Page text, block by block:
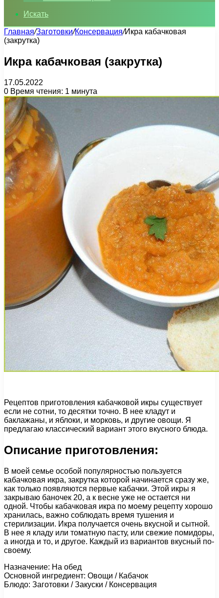
Искать
Главная/Заготовки/Консервация/Икра кабачковая
(закрутка)
Икра кабачковая (закрутка)
17.05.2022
0 Время чтения: 1 минута
Рецептов приготовления кабачковой икры существует
если не сотни, то десятки точно. В нее кладут и
баклажаны, и яблоки, и морковь, и другие овощи. Я
предлагаю классический вариант этого вкусного блюда.
Описание приготовления:
В моей семье особой популярностью пользуется
кабачковая икра, закрутка которой начинается сразу же,
как только появляются первые кабачки. Этой икры я
закрываю баночек 20, а к весне уже не остается ни
одной. Чтобы кабачковая икра по моему рецепту хорошо
хранилась, важно соблюдать время тушения и
стерилизации. Икра получается очень вкусной и сытной.
В нее я кладу или томатную пасту, или свежие помидоры,
а иногда и то, и другое. Каждый из вариантов вкусный по-
своему.
Назначение: На обед
Основной ингредиент: Овощи / Кабачок
Блюдо: Заготовки / Закуски / Консервация